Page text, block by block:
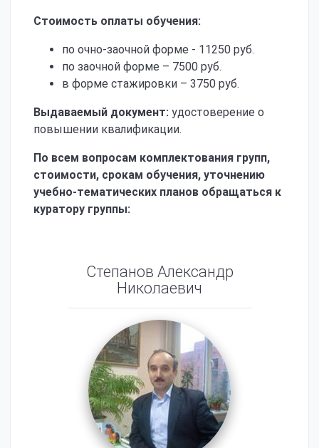
Стоимость оплаты обучения:
по очно-заочной форме - 11250 руб.
по заочной форме – 7500 руб.
в форме стажировки – 3750 руб.
Выдаваемый документ: удостоверение о
повышении квалификации.
По всем вопросам комплектования групп,
стоимости, срокам обучения, уточнению
учебно-тематических планов обращаться к
куратору группы:
Степанов Александр
Николаевич